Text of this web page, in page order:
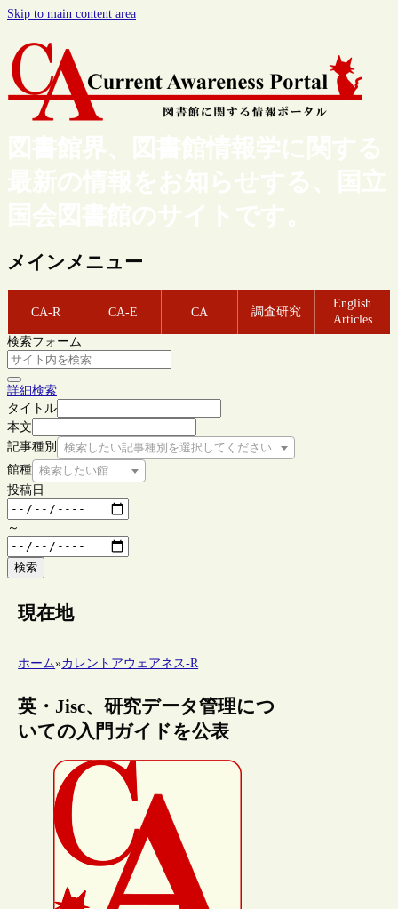
Skip to main content area
図書館界、図書館情報学に関する
最新の情報をお知らせする、国立
国会図書館のサイトです。
メインメニュー
CA-R CA-E CA 調査研究
English
Articles
検索フォーム
詳細検索
タイトル
本文
記事種別
検索したい記事種別を選択してください
館種 検索したい館種を選択してください
投稿日
～
検索
現在地
ホーム»カレントアウェアネス-R
英・Jisc、研究データ管理につ
いての入門ガイドを公表